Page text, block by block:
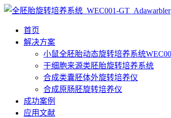
首页
解决方案
小鼠全胚胎动态旋转培养系统
干细胞来源类胚胎旋转培养系统
合成类囊胚体外旋转培养仪
合成原肠胚旋转培养仪
成功案例
应用文献